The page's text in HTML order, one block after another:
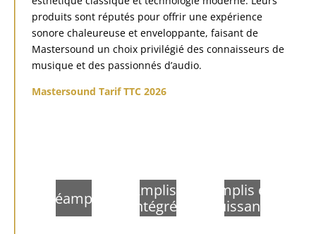
produits sont réputés pour offrir une expérience
sonore chaleureuse et enveloppante, faisant de
Mastersound un choix privilégié des connaisseurs de
musique et des passionnés d’audio.
Mastersound Tarif TTC 2026
Préamplis
Amplis
intégrés
Amplis de
puissance